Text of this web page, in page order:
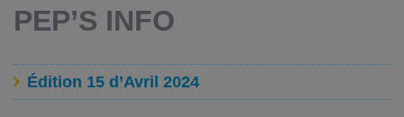
PEP’S INFO
Édition 15 d’Avril 2024